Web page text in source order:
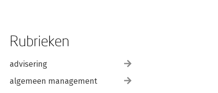
Rubrieken
advisering
algemeen management